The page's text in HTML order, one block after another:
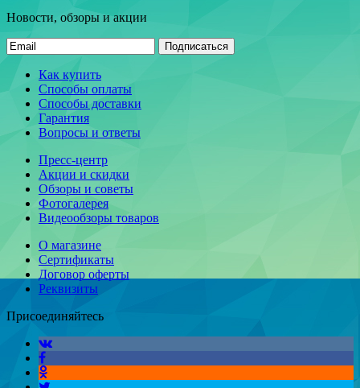
Новости, обзоры и акции
Подписаться
Как купить
Способы оплаты
Способы доставки
Гарантия
Вопросы и ответы
Пресс-центр
Акции и скидки
Обзоры и советы
Фотогалерея
Видеообзоры товаров
О магазине
Сертификаты
Договор оферты
Реквизиты
Присоединяйтесь